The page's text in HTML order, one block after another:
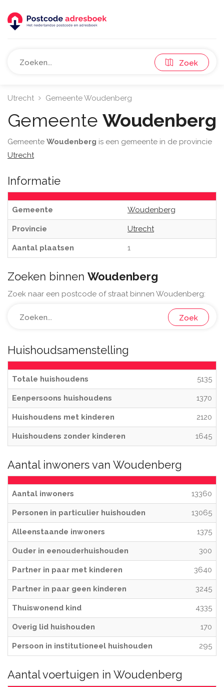
Zoek
Utrecht Gemeente Woudenberg
Gemeente Woudenberg
Gemeente Woudenberg is een gemeente in de provincie
Utrecht
Informatie
Gemeente Woudenberg
Provincie Utrecht
Aantal plaatsen 1
Zoeken binnen Woudenberg
Zoek naar een postcode of straat binnen Woudenberg:
Zoek
Huishoudsamenstelling
Totale huishoudens 5135
Eenpersoons huishoudens 1370
Huishoudens met kinderen 2120
Huishoudens zonder kinderen 1645
Aantal inwoners van Woudenberg
Aantal inwoners 13360
Personen in particulier huishouden 13065
Alleenstaande inwoners 1375
Ouder in eenouderhuishouden 300
Partner in paar met kinderen 3640
Partner in paar geen kinderen 3245
Thuiswonend kind 4335
Overig lid huishouden 170
Persoon in institutioneel huishouden 295
Aantal voertuigen in Woudenberg